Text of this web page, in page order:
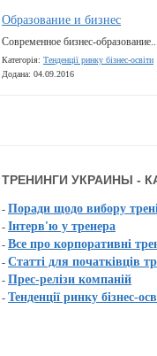
Образование и бизнес
Современное бизнес-образование...
Категорія: Тенденції ринку бізнес-освіти
Додана: 04.09.2016
ТРЕНИНГИ УКРАИНЫ -
- Поради щодо вибору
- Інтерв'ю у тренера
- Все про корпоративні
- Статті для початківців
- Прес-релізи компаній
- Тенденції ринку бізнес-